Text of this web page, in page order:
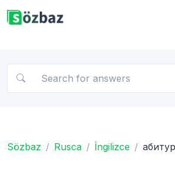
Sözbaz Rusca İngilizce